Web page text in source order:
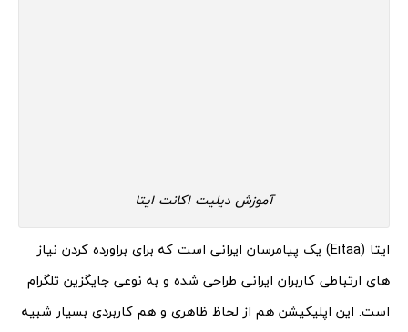
آموزش دیلیت اکانت ایتا
ایتا (Eitaa) یک پیامرسان ایرانی است که برای براورده کردن نیاز
های ارتباطی کاربران ایرانی طراحی شده و به نوعی جایگزین تلگرام
است. این اپلیکیشن هم از لحاظ ظاهری و هم کاربردی بسیار شبیه